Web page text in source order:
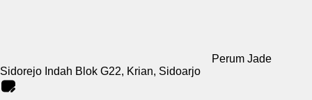
Perum Jade
Sidorejo Indah Blok G22, Krian, Sidoarjo